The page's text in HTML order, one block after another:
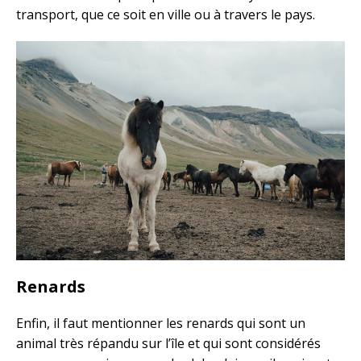
transport, que ce soit en ville ou à travers le pays.
Renards
Enfin, il faut mentionner les renards qui sont un
animal très répandu sur l’île et qui sont considérés